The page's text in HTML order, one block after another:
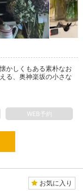
かしくもある素朴なお
る、奥神楽坂の小さな
WEB予約
お気に入り